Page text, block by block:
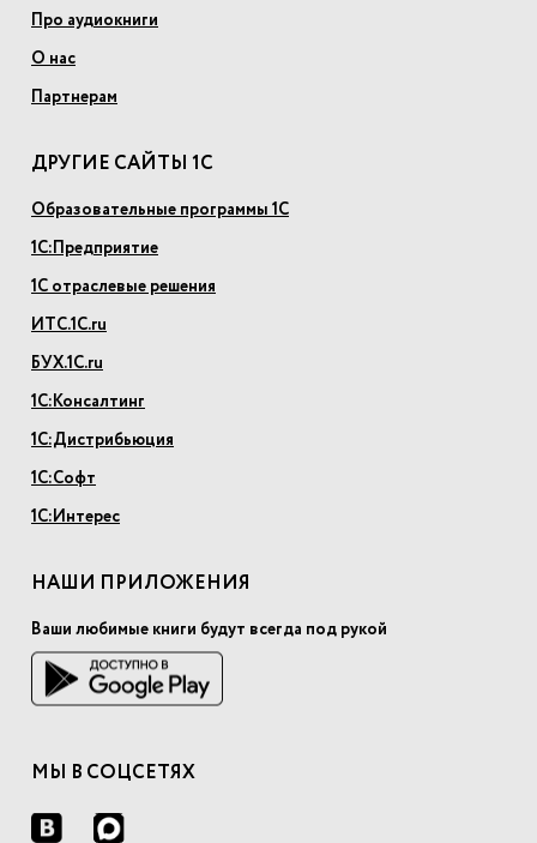
Про аудиокниги
О нас
Партнерам
ДРУГИЕ САЙТЫ 1С
Образовательные программы 1С
1С:Предприятие
1С отраслевые решения
ИТС.1С.ru
БУХ.1С.ru
1С:Консалтинг
1С:Дистрибьюция
1С:Софт
1С:Интерес
НАШИ ПРИЛОЖЕНИЯ
Ваши любимые книги будут всегда под рукой
МЫ В СОЦСЕТЯХ